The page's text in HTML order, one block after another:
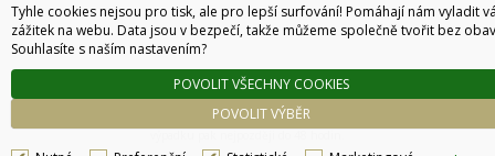
Technické řešení © 2026 CyberSoft s.r.o.
Podle zákona o evidenci tržeb je prodávající povinen vystavit kupujícímu účtenku. Zároveň
je povinen zaevidovat přijatou tržbu u správce daně online, v případě technického
Tyhle cookies nejsou pro tisk, ale pro lepší surfování! Pomáhají nám vyladit
zážitek na webu. Data jsou v bezpečí, takže můžeme společně tvořit bez
Souhlasíte s naším nastavením?
POVOLIT VÝBĚR
POVOLIT VŠECHNY COOKIES